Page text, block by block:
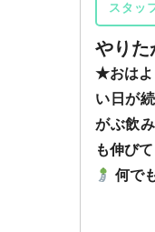
スタッ
やりた
★おはよ
い日が
がぶ飲
も伸び
何で